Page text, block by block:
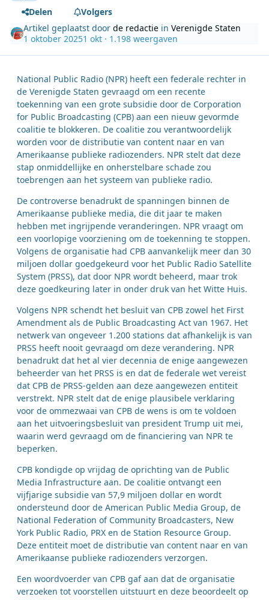
Delen
Volgers
Artikel geplaatst doorde redactie inVerenigde Staten
1 oktober 20251 okt · 1.198 weergaven
National Public Radio (NPR) heeft een federale rechter in
de Verenigde Staten gevraagd om een recente
toekenning van een grote subsidie door de Corporation
for Public Broadcasting (CPB) aan een nieuw gevormde
coalitie te blokkeren. De coalitie zou verantwoordelijk
worden voor de distributie van content naar en van
Amerikaanse publieke radiozenders. NPR stelt dat deze
stap onmiddellijke en onherstelbare schade zou
toebrengen aan het systeem van publieke radio.
De controverse benadrukt de spanningen binnen de
Amerikaanse publieke media, die dit jaar te maken
hebben met ingrijpende veranderingen. NPR vraagt om
een voorlopige voorziening om de toekenning te stoppen.
Volgens de organisatie had CPB aanvankelijk meer dan 30
miljoen dollar goedgekeurd voor het Public Radio Satellite
System (PRSS), dat door NPR wordt beheerd, maar trok
deze goedkeuring later in onder druk van het Witte Huis.
Volgens NPR schendt het besluit van CPB zowel het First
Amendment als de Public Broadcasting Act van 1967. Het
netwerk van ongeveer 1.200 stations dat afhankelijk is van
PRSS heeft nooit gevraagd om deze verandering. NPR
benadrukt dat het al vier decennia de enige aangewezen
beheerder van het PRSS is en dat de federale wet vereist
dat CPB de PRSS-gelden aan deze aangewezen entiteit
verstrekt. NPR stelt dat de enige plausibele verklaring
voor de ommezwaai van CPB de wens is om te voldoen
aan het uitvoeringsbesluit van president Trump uit mei,
waarin werd gevraagd om de financiering van NPR te
beperken.
CPB kondigde op vrijdag de oprichting van de Public
Media Infrastructure aan. De coalitie ontvangt een
vijfjarige subsidie van 57,9 miljoen dollar en wordt
ondersteund door de American Public Media Group, de
National Federation of Community Broadcasters, New
York Public Radio, PRX en de Station Resource Group.
Deze entiteit moet de distributie van content naar en van
Amerikaanse publieke radiozenders verzorgen.
Een woordvoerder van CPB gaf aan dat de organisatie
verzoeken tot voorstellen uitstuurt en deze beoordeelt op